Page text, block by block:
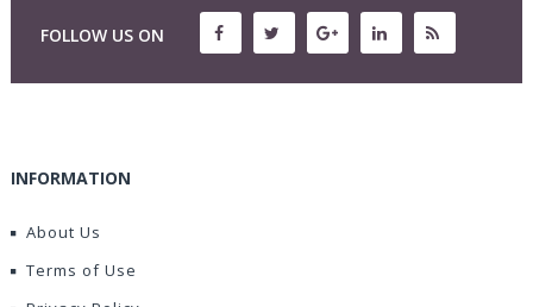
FOLLOW US ON
INFORMATION
About Us
Terms of Use